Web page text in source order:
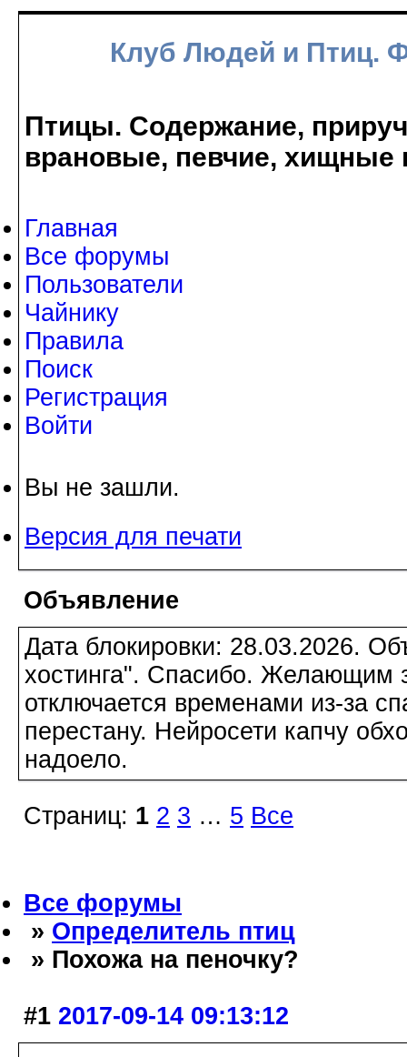
Клуб Людей и Птиц.
Птицы. Содержание,
врановые, певчие, хищные
Главная
Все форумы
Пользователи
Чайнику
Правила
Поиск
Регистрация
Войти
Вы не зашли.
Версия для печати
Объявление
Дата блокировки: 28.03.2026.
хостинга". Спасибо. Желающим
отключается временами из-за
перестану. Нейросети капчу
надоело.
Страниц: 1 2 3 … 5 Все
Все форумы
» Определитель птиц
» Похожа на пеночку?
#1 2017-09-14 09:13:12